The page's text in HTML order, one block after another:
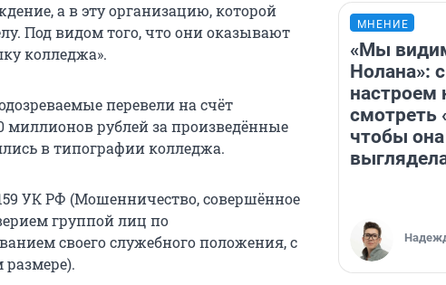
а в эту организацию, которой
Под видом того, что они оказывают
колледжа».
перевели на счёт
миллионов рублей за произведённые
в типографии колледжа.
УК РФ (Мошенничество, совершённое
группой лиц по
своего служебного положения, с
МНЕНИЕ
«Мы
Нолана»:
настроем
смотреть
чтобы